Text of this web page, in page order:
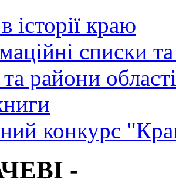
історії краю
списки
райони області
конкурс
-